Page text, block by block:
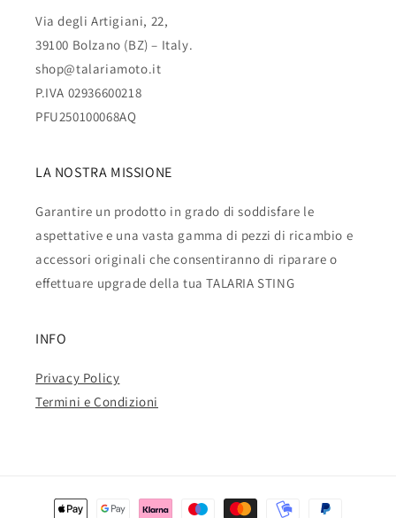
Via degli Artigiani, 22,
39100 Bolzano (BZ) – Italy.
shop@talariamoto.it
P.IVA 02936600218
PFU250100068AQ
LA NOSTRA MISSIONE
Garantire un prodotto in grado di soddisfare le
aspettative e una vasta gamma di pezzi di ricambio e
accessori originali che consentiranno di riparare o
effettuare upgrade della tua TALARIA STING
INFO
Privacy Policy
Termini e Condizioni
Metodi